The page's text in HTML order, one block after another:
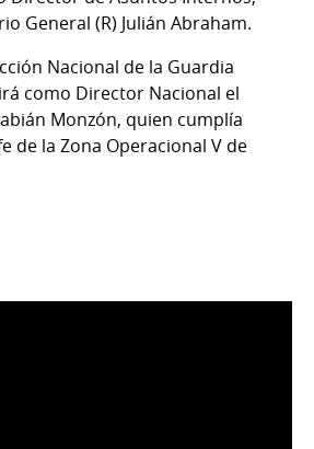
General (R) Julián Abraham.
Nacional de la Guardia
como Director Nacional el
Monzón, quien cumplía
de la Zona Operacional V de